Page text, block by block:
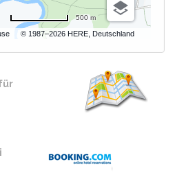
© 1987–2026 HERE, Deutschland
500 m